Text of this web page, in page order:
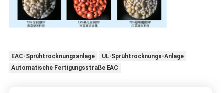
EAC-Sprühtrocknungsanlage
UL-Sprühtrocknungs-Anlage
Automatische Fertigungsstraße EAC